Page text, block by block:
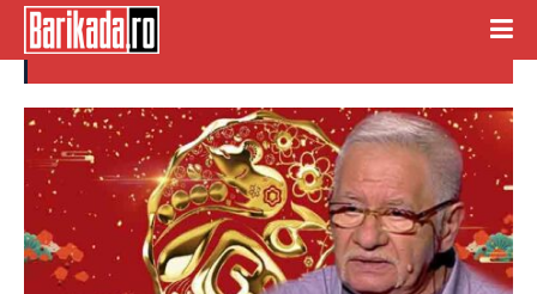
data nasterii